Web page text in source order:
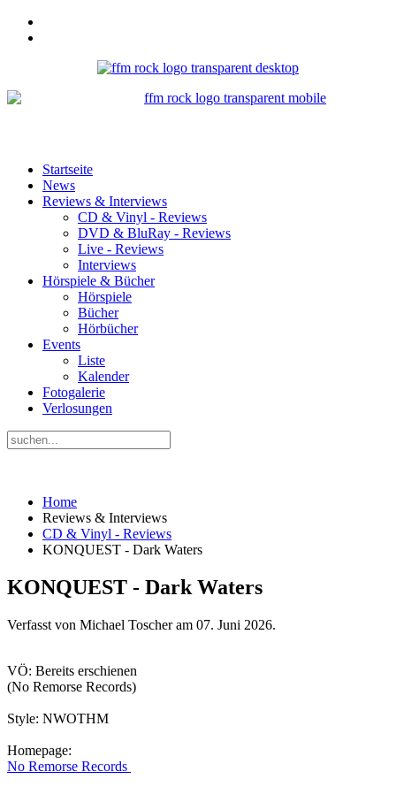
Startseite
News
Reviews & Interviews
CD & Vinyl - Reviews
DVD & BluRay - Reviews
Live - Reviews
Interviews
Hörspiele & Bücher
Hörspiele
Bücher
Hörbücher
Events
Liste
Kalender
Fotogalerie
Verlosungen
Home
Reviews & Interviews
CD & Vinyl - Reviews
KONQUEST - Dark Waters
KONQUEST - Dark Waters
Verfasst von Michael Toscher am 07. Juni 2026.
VÖ: Bereits erschienen
(No Remorse Records)
Style: NWOTHM
Homepage:
No Remorse Records